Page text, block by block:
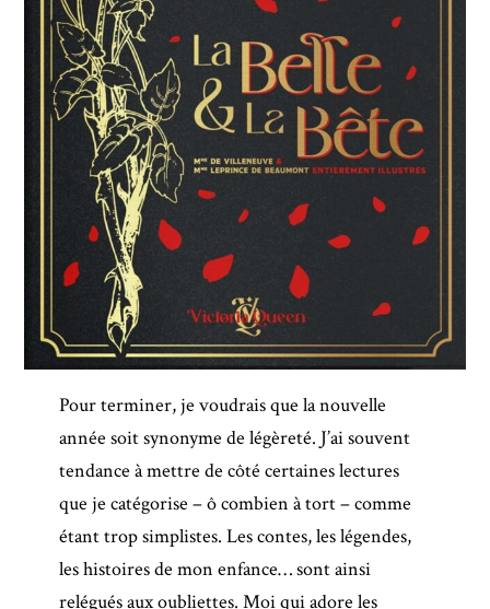
Pour terminer, je voudrais que la nouvelle
année soit synonyme de légèreté. J’ai souvent
tendance à mettre de côté certaines lectures
que je catégorise – ô combien à tort – comme
étant trop simplistes. Les contes, les légendes,
les histoires de mon enfance… sont ainsi
relégués aux oubliettes. Moi qui adore les